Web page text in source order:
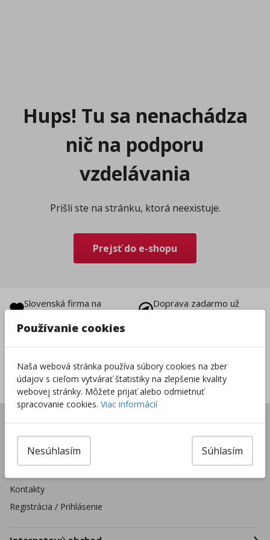
Hups! Tu sa nenachádza
nič na podporu
vzdelávania
Prišli ste na stránku, ktorá neexistuje.
Prejsť do e-shopu
Slovenská firma na
Doprava zadarmo už
Sieť predajní po celej
SR
Predajne
Pre školské zariadenia
Kontakty
Registrácia / Prihlásenie
Používanie cookies
Naša webová stránka používa súbory cookies na zber
údajov s cieľom vytvárať štatistiky na zlepšenie kvality
webovej stránky. Môžete prijať alebo odmietnuť
spracovanie cookies. Viac informácií
Súhlasím
Nesúhlasím